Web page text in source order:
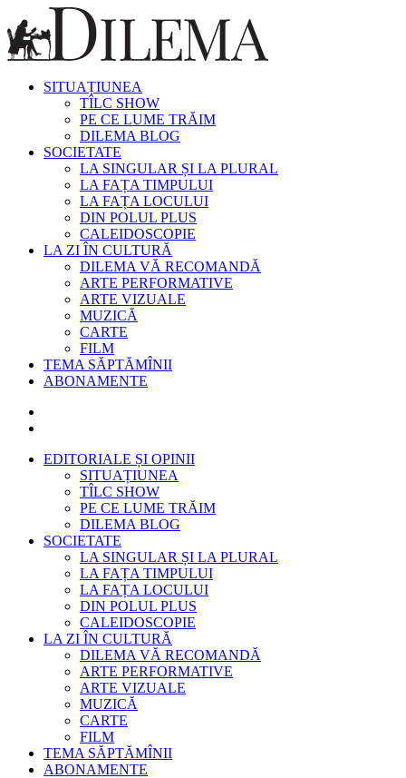
SITUAȚIUNEA
TÎLC SHOW
PE CE LUME TRĂIM
DILEMA BLOG
SOCIETATE
LA SINGULAR ȘI LA PLURAL
LA FAȚA TIMPULUI
LA FAȚA LOCULUI
DIN POLUL PLUS
CALEIDOSCOPIE
LA ZI ÎN CULTURĂ
DILEMA VĂ RECOMANDĂ
ARTE PERFORMATIVE
ARTE VIZUALE
MUZICĂ
CARTE
FILM
TEMA SĂPTĂMÎNII
ABONAMENTE
EDITORIALE ȘI OPINII
SITUAȚIUNEA
TÎLC SHOW
PE CE LUME TRĂIM
DILEMA BLOG
SOCIETATE
LA SINGULAR ȘI LA PLURAL
LA FAȚA TIMPULUI
LA FAȚA LOCULUI
DIN POLUL PLUS
CALEIDOSCOPIE
LA ZI ÎN CULTURĂ
DILEMA VĂ RECOMANDĂ
ARTE PERFORMATIVE
ARTE VIZUALE
MUZICĂ
CARTE
FILM
TEMA SĂPTĂMÎNII
ABONAMENTE